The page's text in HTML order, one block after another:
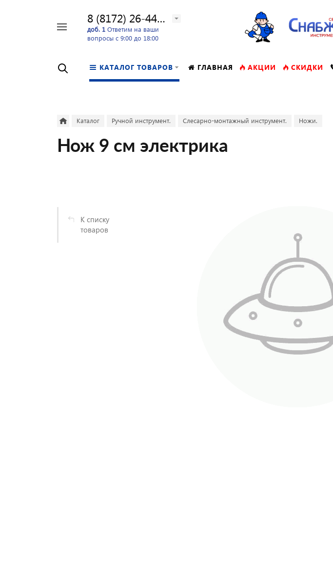
8 (8172) 26-44-24
доб. 1 Ответим на ваши
вопросы с 9:00 до 18:00
КАТАЛОГ ТОВАРОВ ГЛАВНАЯ АКЦИИ СКИДКИ
Каталог Ручной инструмент. Слесарно-монтажный инструмент. Ножи.
Нож 9 см электрика
К списку
товаров